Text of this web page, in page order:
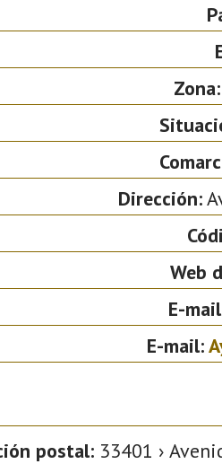
Zona:
Dirección:
Web
E-
E-mail:
postal:33401 ›